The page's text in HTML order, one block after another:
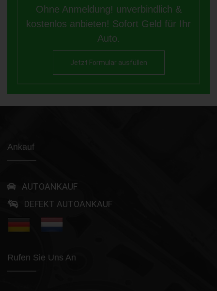
Ohne Anmeldung! unverbindlich &
kostenlos anbieten! Sofort Geld für Ihr
Auto.
Jetzt Formular ausfüllen
Ankauf
AUTOANKAUF
DEFEKT AUTOANKAUF
Rufen Sie Uns An